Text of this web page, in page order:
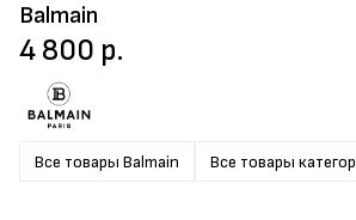
Balmain
Все товары Balmain Все товары
4 800 р.